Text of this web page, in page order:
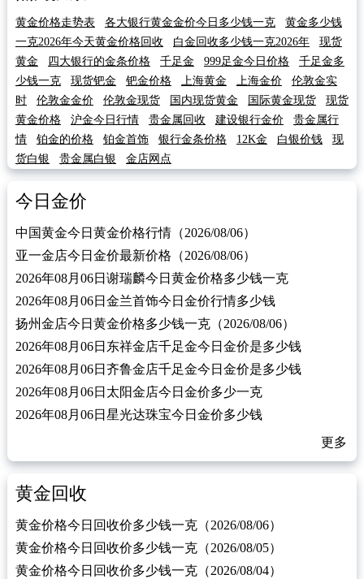
黄金价格走势表 各大银行黄金金价今日多少钱一克
黄金多少钱
一克2026年今天黄金价格回收
白金回收多少钱一克2026年
现货
黄金
四大银行的金条价格 千足金 999足金今日价格
千足金多
少钱一克
现货钯金 钯金价格 上海黄金 上海金价
伦敦金实
时
伦敦金金价 伦敦金现货 国内现货黄金 国际黄金现货
现货
黄金价格
沪金今日行情 贵金属回收 建设银行金价
贵金属行
情
铂金的价格 铂金首饰 银行金条价格 12K金 白银价钱
现
货白银
贵金属白银 金店网点
今日金价
中国黄金今日黄金价格行情（2026/08/06）
亚一金店今日金价最新价格（2026/08/06）
2026年08月06日谢瑞麟今日黄金价格多少钱一克
2026年08月06日金兰首饰今日金价行情多少钱
扬州金店今日黄金价格多少钱一克（2026/08/06）
2026年08月06日东祥金店千足金今日金价是多少钱
2026年08月06日齐鲁金店千足金今日金价是多少钱
2026年08月06日太阳金店今日金价多少一克
2026年08月06日星光达珠宝今日金价多少钱
更多
黄金回收
黄金价格今日回收价多少钱一克（2026/08/06）
黄金价格今日回收价多少钱一克（2026/08/05）
黄金价格今日回收价多少钱一克（2026/08/04）